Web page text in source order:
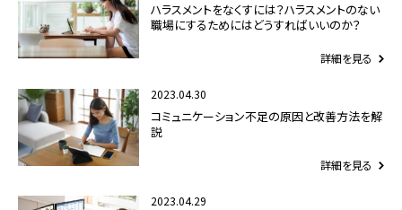
ハラスメントをなくすには？ハラスメントのない
職場にするためにはどうすればいいのか？
詳細を見る
2023.04.30
コミュニケーション不足の原因と改善方法を解
説
詳細を見る
2023.04.29